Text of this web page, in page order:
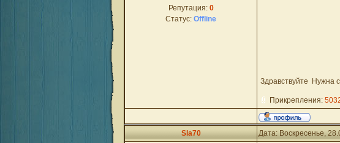
Репутация: 0
Статус: Offline
Здравствуйте Нужна
Прикрепления:
Sla70 Дата: Воскресенье,